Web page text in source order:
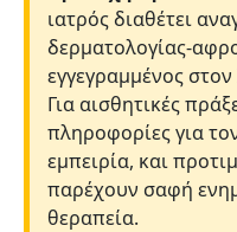
ιατρός διαθέτει
δερματολογίας-
εγγεγραμμένος
Για αισθητικές
πληροφορίες για
εμπειρία, και
παρέχουν σαφή
θεραπεία.